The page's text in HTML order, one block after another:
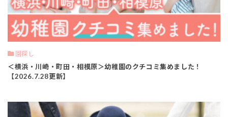
園探し
＜横浜・川崎・町田・相模原＞幼稚園のクチコミ集めました！
【2026.7.28更新】